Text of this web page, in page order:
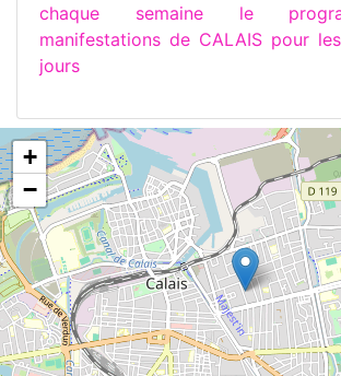
chaque semaine le
manifestations de CALAIS pour
jours
+
−